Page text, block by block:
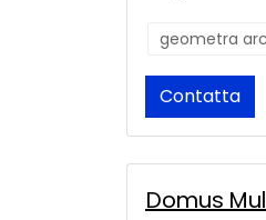
geometra
Contatta
Domus